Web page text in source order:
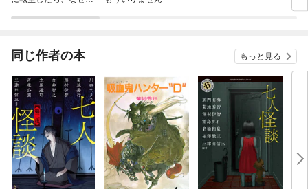
今
同じ作者の本 もっと見る